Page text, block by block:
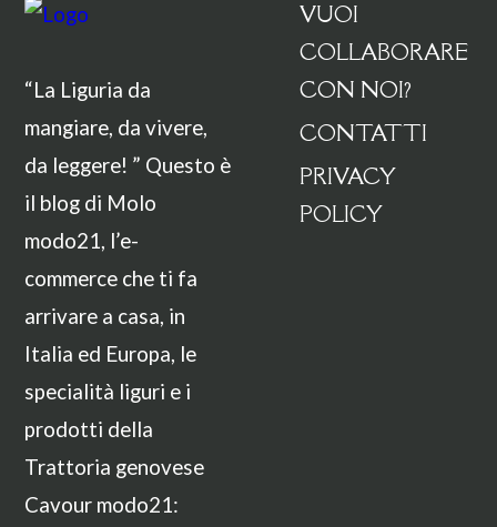
“La Liguria da
mangiare, da vivere,
da leggere! ” Questo è
il blog di Molo
modo21, l’e-
commerce che ti fa
arrivare a casa, in
Italia ed Europa, le
specialità liguri e i
prodotti della
Trattoria genovese
Cavour modo21:
VUOI
COLLABORARE
CON NOI?
CONTATTI
PRIVACY
POLICY